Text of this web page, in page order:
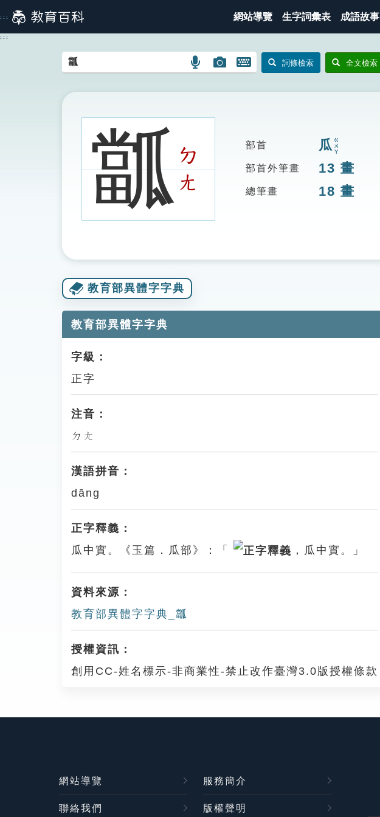
到
主
::: 網站導覽 生字詞彙表 成語故事
:::
語
搜
圖
圖
搜
開
鍵
詞條檢索 全文檢索
㼕ㄉ
ㄤ
部首 瓜 ㄍㄨㄚ
部首外筆畫 13 畫
總筆畫 18 畫
教育部異體字字典
教育部異體字字典
字級：
正字
注音：
ㄉㄤ
漢語拼音：
dāng
正字釋義：
瓜中實。《玉篇．瓜部》：「
，瓜中實。」
資料來源：
教育部異體字字典_㼕
授權資訊：
創用CC-姓名標示-非商業性-禁止改作臺灣3.0版授權條款
網站導覽 服務簡介
聯絡我們 版權聲明